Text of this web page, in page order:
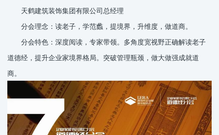
天鹤建筑装饰集团有限公司总经理
分会理念：读老子，学范蠡，提境界，升维度，做道商。
分会特色：深度阅读，专家带领。多角度宽视野正确解读老子
道德经，提升企业家境界格局。突破管理瓶颈，做大做强成就道
商。